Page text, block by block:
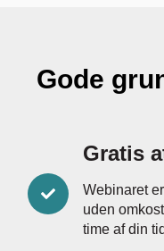
Gode
Gratis
Webinaret
uden
time af din